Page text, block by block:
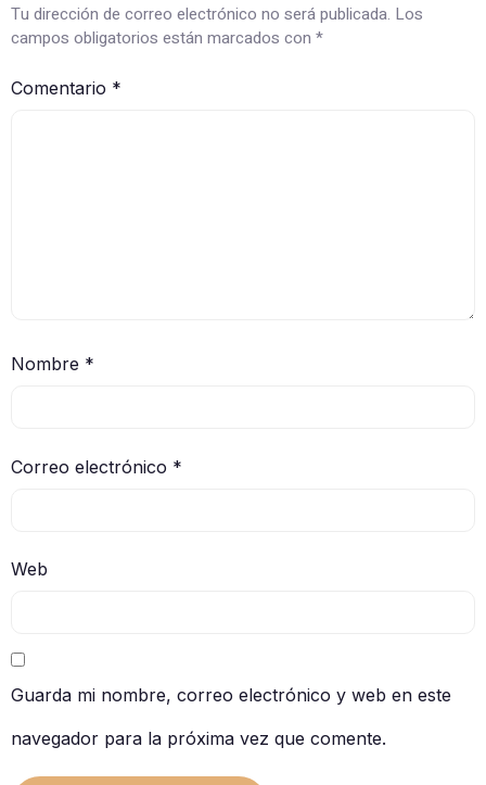
Tu dirección de correo electrónico no será publicada. Los
campos obligatorios están marcados con *
Comentario *
Nombre *
Correo electrónico *
Web
Guarda mi nombre, correo electrónico y web en este
navegador para la próxima vez que comente.